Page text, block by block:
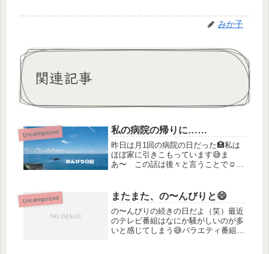
みか子
関連記事
Uncategorized 私の病院の帰りに……
昨日は月1回の病院の日だった🏥私は
ほぼ家に引きこもっています😅ま
あ〜 この話は後々と言うことで☺️旦
連れ出してくれてこの日はハンバーガ
ーを食べに行こうと足を伸ばしてドラ
イブ...
Uncategorized またまた、の〜んびりと😄
の〜んびりの続きの日だよ（笑）最近
のテレビ番組はなにか騒がしいのが多
いと感じてしまう😅バラエティ番組は